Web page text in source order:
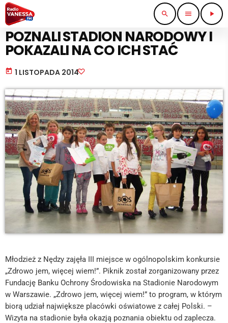
search menu play_arrow
NAUKA I EDUKACJA
POZNALI STADION NARODOWY I
POKAZALI NA CO ICH STAĆ
today 1 LISTOPADA 2014
Młodzież z Nędzy zajęła III miejsce w ogólnopolskim konkursie
„Zdrowo jem, więcej wiem!”. Piknik został zorganizowany przez
Fundację Banku Ochrony Środowiska na Stadionie Narodowym
w Warszawie. „Zdrowo jem, więcej wiem!” to program, w którym
biorą udział największe placówki oświatowe z całej Polski. –
Wizyta na stadionie była okazją poznania obiektu od zaplecza.